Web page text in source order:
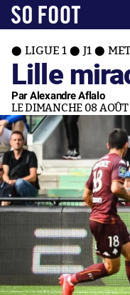
LIGUE 1 J1
Lille
Par Alexandre Aflalo
LE DIMANCHE 08 AOÛT